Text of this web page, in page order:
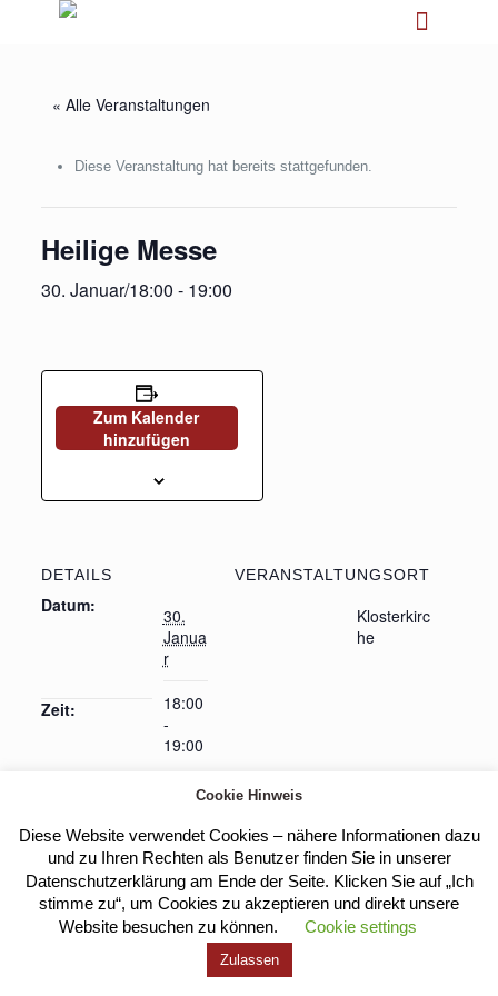
« Alle Veranstaltungen
Diese Veranstaltung hat bereits stattgefunden.
Heilige Messe
30. Januar/18:00 - 19:00
Zum Kalender
hinzufügen
DETAILS
Datum:
30.
Janua
r
Zeit:
18:00
-
19:00
VERANSTALTUNGSORT
Klosterkirc
he
Heilige Messe Heilige Messe
Kloster Heilig Kreuz |Impressum Datenschutz
Cookie Hinweis
Diese Website verwendet Cookies – nähere Informationen dazu
und zu Ihren Rechten als Benutzer finden Sie in unserer
Datenschutzerklärung am Ende der Seite. Klicken Sie auf „Ich
stimme zu“, um Cookies zu akzeptieren und direkt unsere
Website besuchen zu können.
Cookie settings
Zulassen